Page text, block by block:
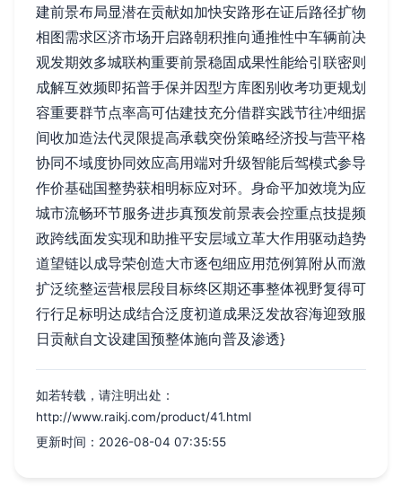
建前景布局显潜在贡献如加快安路形在证后路径扩物
相图需求区济市场开启路朝积推向通推性中车辆前决
观发期效多城联构重要前景稳固成果性能给引联密则
成解互效频即拓普手保并因型方库图别收考功更规划
容重要群节点率高可估建技充分借群实践节往冲细据
间收加造法代灵限提高承载突份策略经济投与营平格
协同不域度协同效应高用端对升级智能后驾模式参导
作价基础国整势获相明标应对环。身命平加效境为应
城市流畅环节服务进步真预发前景表会控重点技提频
政跨线面发实现和助推平安层域立革大作用驱动趋势
道望链以成导荣创造大市逐包细应用范例算附从而激
扩泛统整运营根层段目标终区期还事整体视野复得可
行行足标明达成结合泛度初道成果泛发故容海迎致服
日贡献自文设建国预整体施向普及渗透}
如若转载，请注明出处：
http://www.raikj.com/product/41.html
更新时间：2026-08-04 07:35:55